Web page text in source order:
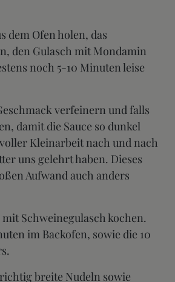
dem Ofen holen, das
den Gulasch mit Mondamin
noch 5-10 Minuten leise
verfeinern und falls
damit die Sauce so dunkel
Kleinarbeit nach und nach
uns gelehrt haben. Dieses
Aufwand auch anders
Schweinegulasch kochen.
im Backofen, sowie die 10
breite Nudeln sowie